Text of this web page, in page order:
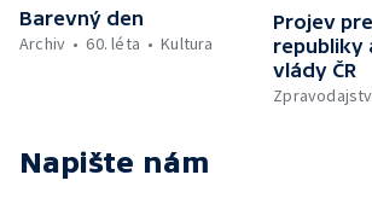
Barevný den
Archiv
60. léta Kultura
Projev
republiky
vlády ČR
Napište nám